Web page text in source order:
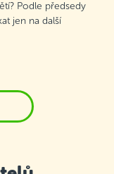
Podle předsedy
jen na další